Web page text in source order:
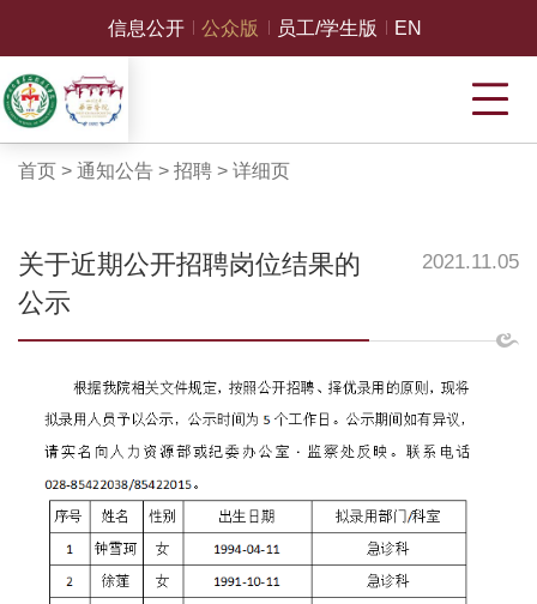
信息公开 公众版 员工/学生版 EN
首页 > 通知公告> 招聘> 详细页
关于近期公开招聘岗位结果的
公示
2021.11.05